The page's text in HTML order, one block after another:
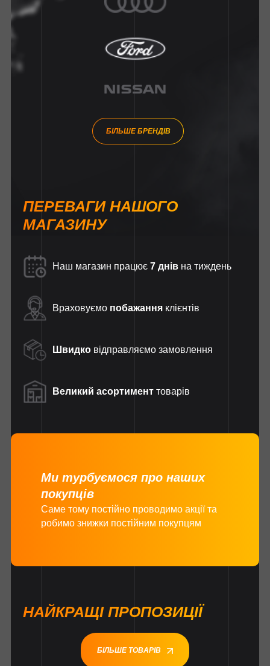
БІЛЬШЕ БРЕНДІВ
ПЕРЕВАГИ НАШОГО
МАГАЗИНУ
Наш магазин працює 7 днів на тиждень
Враховуємо побажання клієнтів
Швидко відправляємо замовлення
Великий асортимент товарів
Ми турбуємося про наших
покупців
Саме тому постійно проводимо акції та
робимо знижки постійним покупцям
НАЙКРАЩІ ПРОПОЗИЦІЇ
БІЛЬШЕ ТОВАРІВ